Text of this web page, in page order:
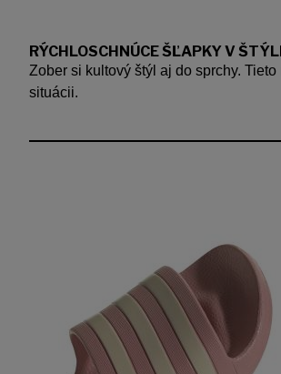
RÝCHLOSCHNÚCE ŠĽAPKY V
Zober si kultový štýl aj do sprchy.
situácii.